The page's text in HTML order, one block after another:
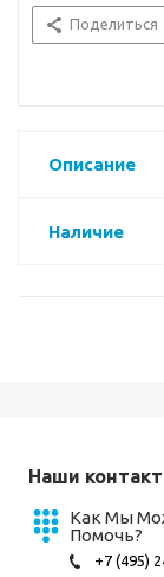
Поделиться
Описание
Наличие
Наши
Как Мы
Помочь?
+7 (495)